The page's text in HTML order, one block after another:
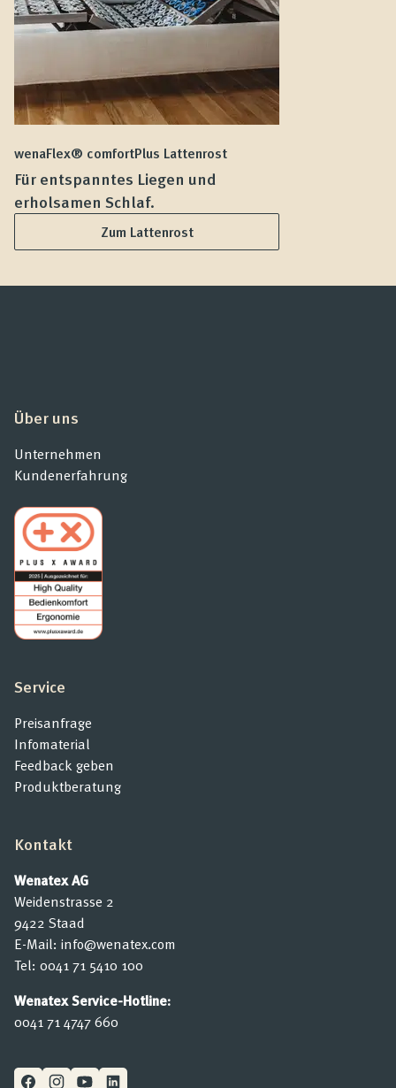
wenaFlex® comfortPlus Lattenrost
Für entspanntes Liegen und
erholsamen Schlaf.
Zum Lattenrost
Über uns
Unternehmen
Kundenerfahrung
Service
Preisanfrage
Infomaterial
Feedback geben
Produktberatung
Kontakt
Wenatex AG
Weidenstrasse 2
9422 Staad
E-Mail: info@wenatex.com
Tel: 0041 71 5410 100
Wenatex Service-Hotline:
0041 71 4747 660